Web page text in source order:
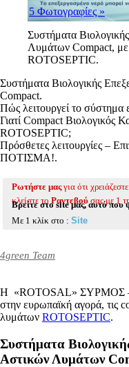
5 Φωτογραφίες »
Συστήματα
Λυμάτων Compact, με
ROTOSEPTIC.
Συστήματα Βιολογικής
Compact.
Πώς λειτουργεί το
Γιατί Compact Βιολογικός
ROTOSEPTIC;
Πρόσθετες λειτουργίες –
ΠΟΤΙΣΜΑ!.
Ρωτήστε μαςγια ότι
κλείστε το Ραντεβού σας με 1
Βρείτε στο site μας, αυτό που
Με 1 κλίκ στο :
4green Team
Η «ROTOSAL» ΣΥΡΜΟΣ
στην ευρωπαϊκή αγορά, τις
λυμάτων ROTOSEPTIC.
Συστήματα
Αστικών Λυμάτων